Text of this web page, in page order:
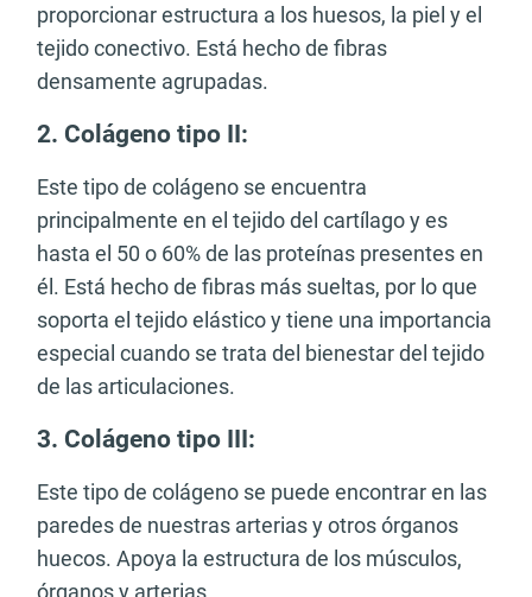
proporcionar estructura a los huesos, la piel y el
tejido conectivo. Está hecho de fibras
densamente agrupadas.
2. Colágeno tipo II:
Este tipo de colágeno se encuentra
principalmente en el tejido del cartílago y es
hasta el 50 o 60% de las proteínas presentes en
él. Está hecho de fibras más sueltas, por lo que
soporta el tejido elástico y tiene una importancia
especial cuando se trata del bienestar del tejido
de las articulaciones.
3. Colágeno tipo III:
Este tipo de colágeno se puede encontrar en las
paredes de nuestras arterias y otros órganos
huecos. Apoya la estructura de los músculos,
órganos y arterias.